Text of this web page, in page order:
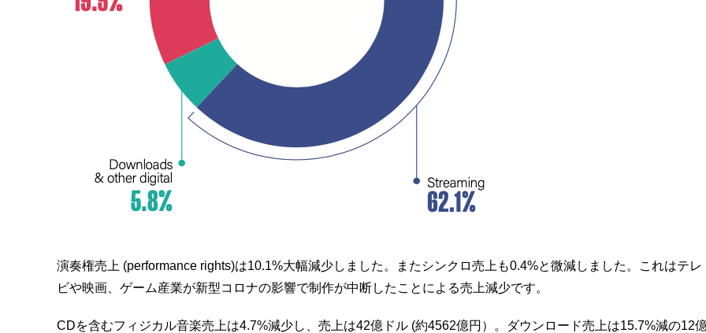
演奏権売上 (performance rights)は10.1%大幅減少しました。またシンクロ売上も0.4%と微減しました。これはテレ
ビや映画、ゲーム産業が新型コロナの影響で制作が中断したことによる売上減少です。
CDを含むフィジカル音楽売上は4.7%減少し、売上は42億ドル (約4562億円）。ダウンロード売上は15.7%減の12